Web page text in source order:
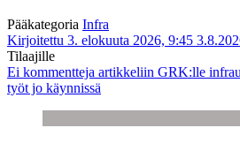
Pääkategoria Infra
Kirjoitettu 3. elokuuta 2026, 9:45
Tilaajille
Ei kommentteja artikkeliin GRK:lle
työt jo käynnissä